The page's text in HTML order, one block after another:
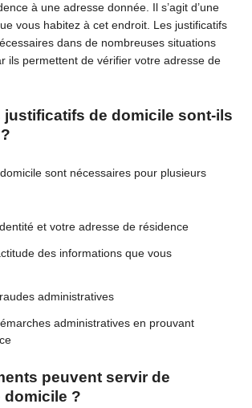
à une adresse donnée. Il s’agit d’une
vous habitez à cet endroit. Les justificatifs
dans de nombreuses situations
ils permettent de vérifier votre adresse de
justificatifs de domicile sont-ils
sont nécessaires pour plusieurs
et votre adresse de résidence
des informations que vous
administratives
administratives en prouvant
peuvent servir de
domicile ?